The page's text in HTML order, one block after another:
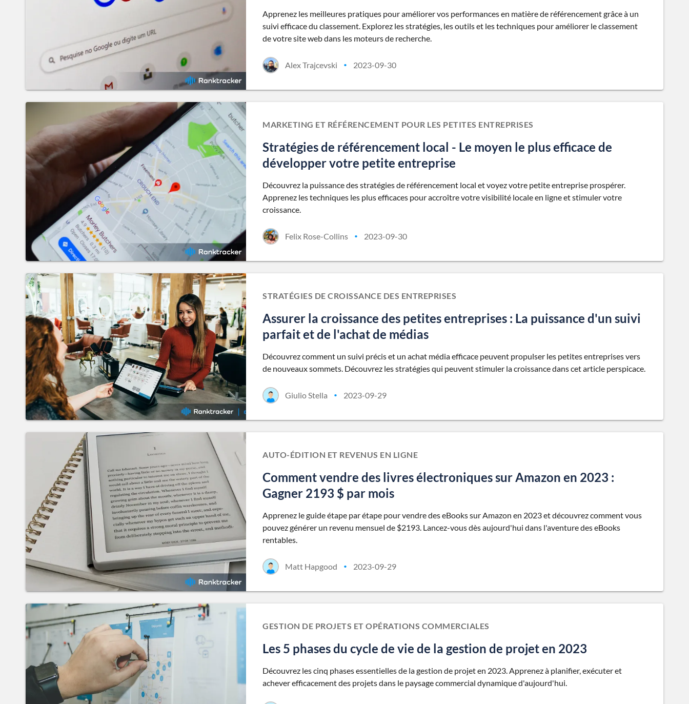
Apprenez les meilleures pratiques pour améliorer vos performances en matière de référencement grâce à un
suivi efficace du classement. Explorez les stratégies, les outils et les techniques pour améliorer le classement
de votre site web dans les moteurs de recherche.
Alex Trajcevski • 2023-09-30
MARKETING ET RÉFÉRENCEMENT POUR LES PETITES ENTREPRISES
Stratégies de référencement local - Le moyen le plus efficace de
développer votre petite entreprise
Découvrez la puissance des stratégies de référencement local et voyez votre petite entreprise prospérer.
Apprenez les techniques les plus efficaces pour accroître votre visibilité locale en ligne et stimuler votre
croissance.
Felix Rose-Collins • 2023-09-30
STRATÉGIES DE CROISSANCE DES ENTREPRISES
Assurer la croissance des petites entreprises : La puissance d'un suivi
parfait et de l'achat de médias
Découvrez comment un suivi précis et un achat média efficace peuvent propulser les petites entreprises vers
de nouveaux sommets. Découvrez les stratégies qui peuvent stimuler la croissance dans cet article perspicace.
Giulio Stella • 2023-09-29
AUTO-ÉDITION ET REVENUS EN LIGNE
Comment vendre des livres électroniques sur Amazon en 2023 :
Gagner 2193 $ par mois
Apprenez le guide étape par étape pour vendre des eBooks sur Amazon en 2023 et découvrez comment vous
pouvez générer un revenu mensuel de $2193. Lancez-vous dès aujourd'hui dans l'aventure des eBooks
rentables.
Matt Hapgood • 2023-09-29
GESTION DE PROJETS ET OPÉRATIONS COMMERCIALES
Les 5 phases du cycle de vie de la gestion de projet en 2023
Découvrez les cinq phases essentielles de la gestion de projet en 2023. Apprenez à planifier, exécuter et
achever efficacement des projets dans le paysage commercial dynamique d'aujourd'hui.